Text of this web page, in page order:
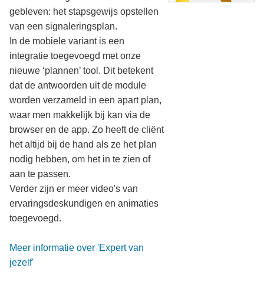
gebleven: het stapsgewijs opstellen
van een signaleringsplan.
In de mobiele variant is een
integratie toegevoegd met onze
nieuwe ‘plannen’ tool. Dit betekent
dat de antwoorden uit de module
worden verzameld in een apart plan,
waar men makkelijk bij kan via de
browser en de app. Zo heeft de cliënt
het altijd bij de hand als ze het plan
nodig hebben, om het in te zien of
aan te passen.
Verder zijn er meer video's van
ervaringsdeskundigen en animaties
toegevoegd.
Meer informatie over 'Expert van
jezelf'